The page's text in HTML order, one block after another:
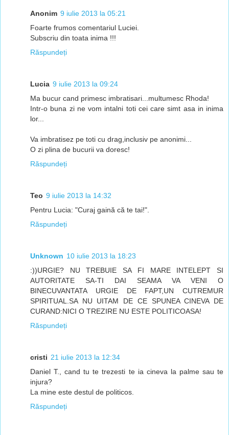
Anonim 9 iulie 2013 la 05:21
Foarte frumos comentariul Luciei.
Subscriu din toata inima !!!
Răspundeți
Lucia 9 iulie 2013 la 09:24
Ma bucur cand primesc imbratisari...multumesc Rhoda!
Intr-o buna zi ne vom intalni toti cei care simt asa in inima
lor...
Va imbratisez pe toti cu drag,inclusiv pe anonimi...
O zi plina de bucurii va doresc!
Răspundeți
Teo 9 iulie 2013 la 14:32
Pentru Lucia: "Curaj gaină că te tai!".
Răspundeți
Unknown 10 iulie 2013 la 18:23
:))URGIE? NU TREBUIE SA FI MARE INTELEPT SI
AUTORITATE SA-TI DAI SEAMA VA VENI O
BINECUVANTATA URGIE DE FAPT,UN CUTREMUR
SPIRITUAL.SA NU UITAM DE CE SPUNEA CINEVA DE
CURAND:NICI O TREZIRE NU ESTE POLITICOASA!
Răspundeți
cristi 21 iulie 2013 la 12:34
Daniel T., cand tu te trezesti te ia cineva la palme sau te
injura?
La mine este destul de politicos.
Răspundeți